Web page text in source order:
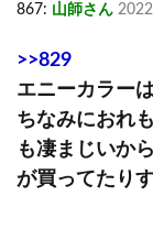
867: 山師さん
>>829
エニーカラー
ちなみにおれ
も凄まじいか
が買ってたり